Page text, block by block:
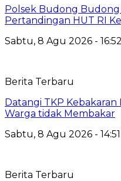
Polsek Budong
Pertandingan HUT RI
Sabtu, 8 Agu 2026 -
Berita Terbaru
Datangi TKP Kebakaran
Warga tidak Membakar
Sabtu, 8 Agu 2026 -
Berita Terbaru